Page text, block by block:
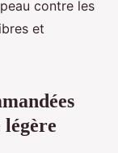
contre les
et